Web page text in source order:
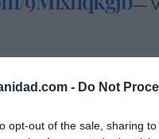
- Do Not
opt-out of the sale, sharing
—
Vox es un partido